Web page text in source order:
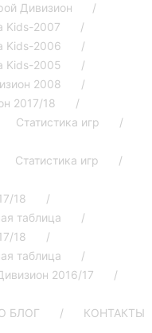
Дивизион
Kids-2007
Kids-2006
Kids-2005
2008
2017/18
Статистика игр
Статистика игр
18
таблица
18
таблица
2016/17
БЛОГ КОНТАКТЫ